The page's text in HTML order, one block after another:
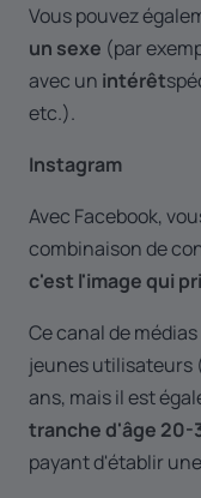
Vous pouvez
un sexe (par
avec un intérêt
etc.).
Instagram
Avec Facebook,
combinaison de
c'est l'image qui
Ce canal de
jeunes utilisateurs
ans, mais il est
tranche d'âge 20-
payant d'établir